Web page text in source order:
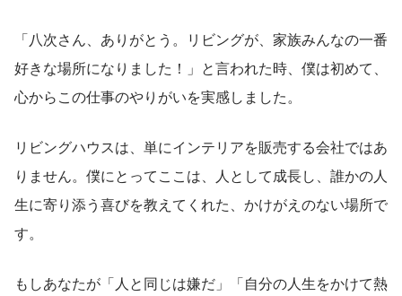
「八次さん、ありがとう。リビングが、家族みんなの一番
好きな場所になりました！」と言われた時、僕は初めて、
心からこの仕事のやりがいを実感しました。
リビングハウスは、単にインテリアを販売する会社ではあ
りません。僕にとってここは、人として成長し、誰かの人
生に寄り添う喜びを教えてくれた、かけがえのない場所で
す。
もしあなたが「人と同じは嫌だ」「自分の人生をかけて熱